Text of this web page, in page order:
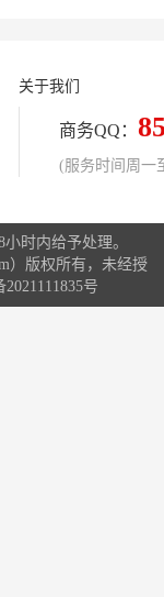
滑坡道等。
的耐磨性、
成平整、光
和抗冲击
质，装饰性较
关于我们
商务QQ：
(服务时间周一
时内给予处理。
）版权所有，未经授
2021111835号